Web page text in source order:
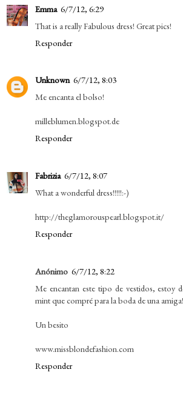
Emma 6/7/12, 6:29
That is a really Fabulous dress! Great pics!
Responder
Unknown 6/7/12, 8:03
Me encanta el bolso!
milleblumen.blogspot.de
Responder
Fabrizia 6/7/12, 8:07
What a wonderful dress!!!!!:-)
http://theglamorouspearl.blogspot.it/
Responder
Anónimo 6/7/12, 8:22
Me encantan este tipo de vestidos, estoy
mint que compré para la boda de una amiga!
Un besito
www.missblondefashion.com
Responder